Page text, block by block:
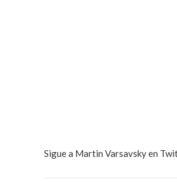
Sigue a Martin Varsavsky en